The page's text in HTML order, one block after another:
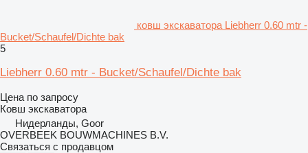
ковш экскаватора Liebherr 0.60 mtr -
Bucket/Schaufel/Dichte bak
5
Liebherr 0.60 mtr - Bucket/Schaufel/Dichte bak
Цена по запросу
Ковш экскаватора
Нидерланды, Goor
OVERBEEK BOUWMACHINES B.V.
Связаться с продавцом